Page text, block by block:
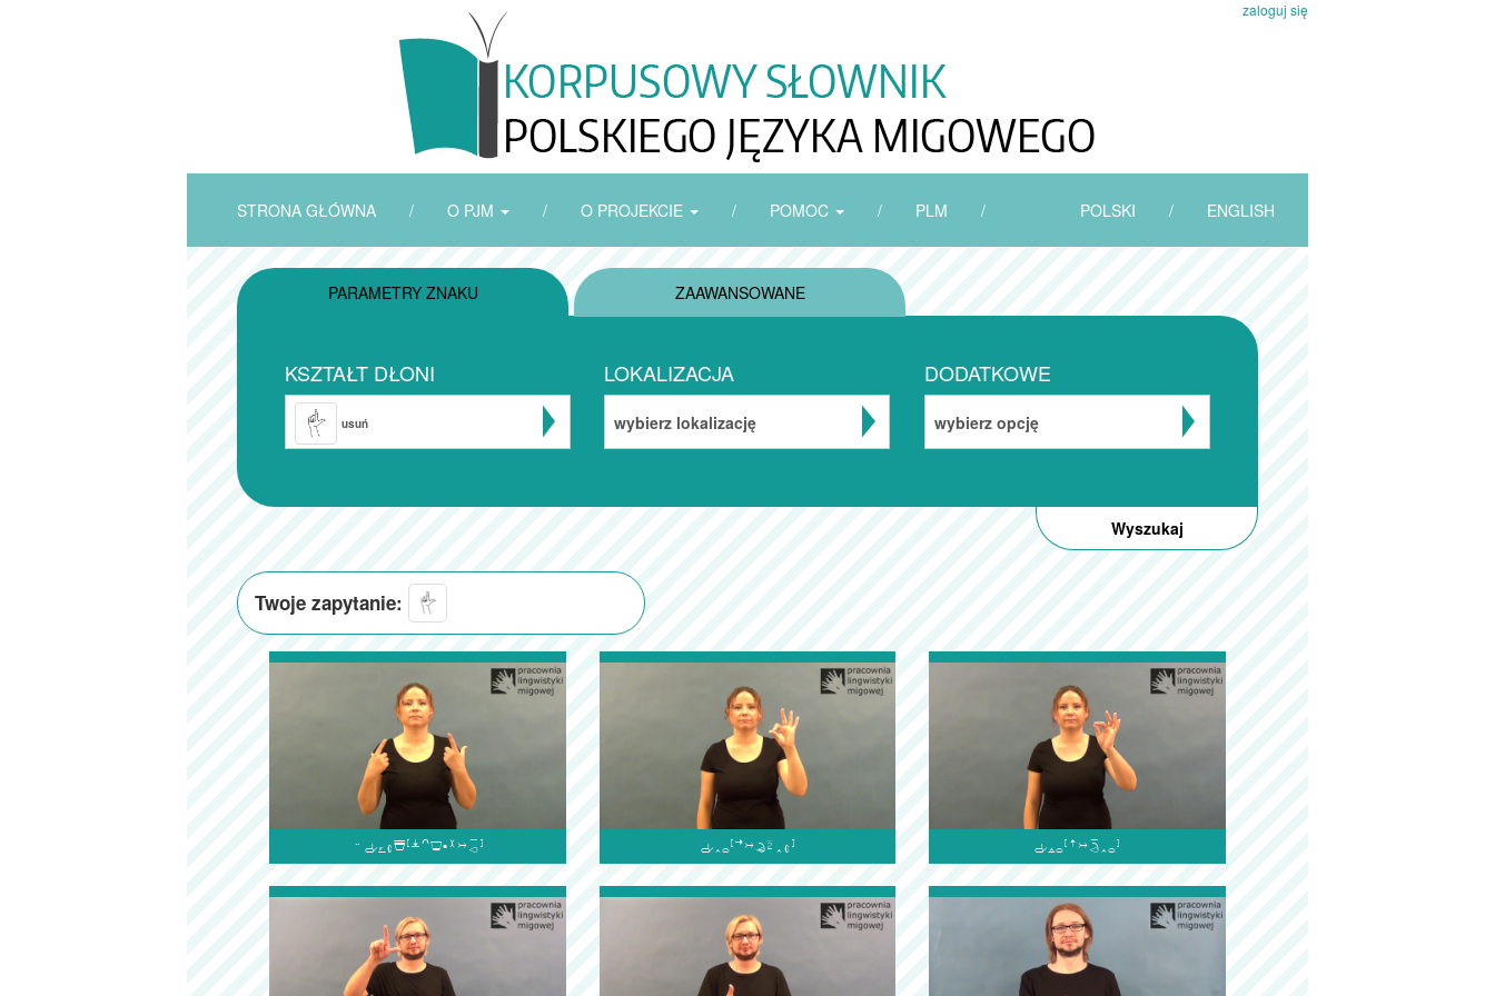
zaloguj się
STRONA GŁÓWNA / O PJM / O PROJEKCIE / POMOC / PLM / POLSKI / ENGLISH
PARAMETRY ZNAKU ZAAWANSOWANE
KSZTAŁT DŁONI
usuń
LOKALIZACJA
wybierz lokalizację
DODATKOWE
wybierz opcję
Twoje zapytanie:
  